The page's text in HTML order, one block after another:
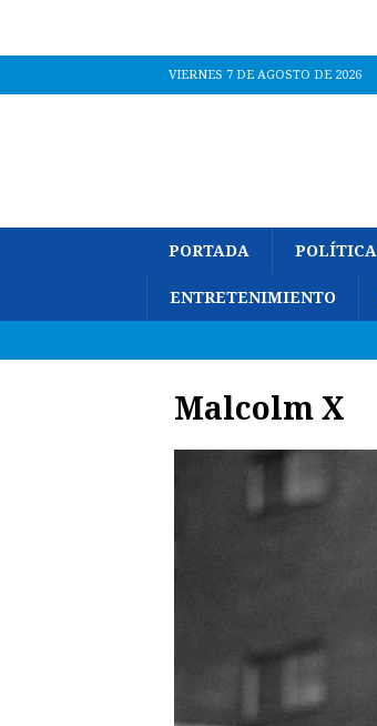
VIERNES 7 DE AGOSTO DE 2026
PORTADA POLÍTICA
ENTRETENIMIENTO
Malcolm X